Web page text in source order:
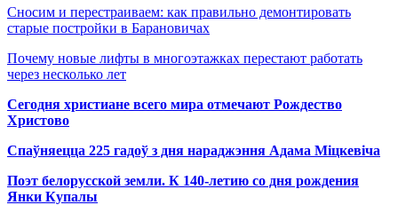
Сносим и перестраиваем: как правильно демонтировать
старые постройки в Барановичах
Почему новые лифты в многоэтажках перестают работать
через несколько лет
Сегодня христиане всего мира отмечают Рождество
Христово
Спаўняецца 225 гадоў з дня нараджэння Адама Міцкевіча
Поэт белорусской земли. К 140-летию со дня рождения
Янки Купалы